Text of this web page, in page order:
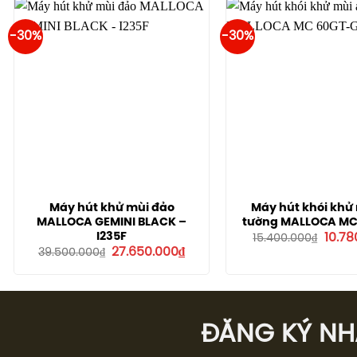
-30%
Máy hút khử mùi đảo
MALLOCA GEMINI BLACK –
I235F
39.500.000₫ Giá
27.650.000₫Giá
hiện
-30%
Máy hút khói khử
tường MALLOCA
15.400.000₫ Giá
ĐĂNG KÝ